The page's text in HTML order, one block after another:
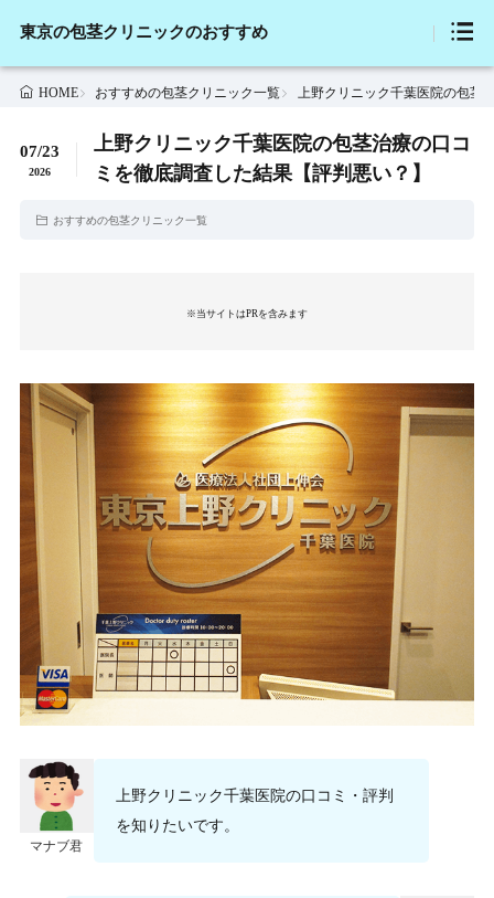
東京の包茎クリニックのおすすめ
HOME おすすめの包茎クリニック一覧 上野クリニック千葉医院の包茎
07/23
2026
上野クリニック千葉医院の包茎治療の口コ
ミを徹底調査した結果【評判悪い？】
おすすめの包茎クリニック一覧
※当サイトはPRを含みます
マナブ君
上野クリニック千葉医院の口コミ・評判
を知りたいです。